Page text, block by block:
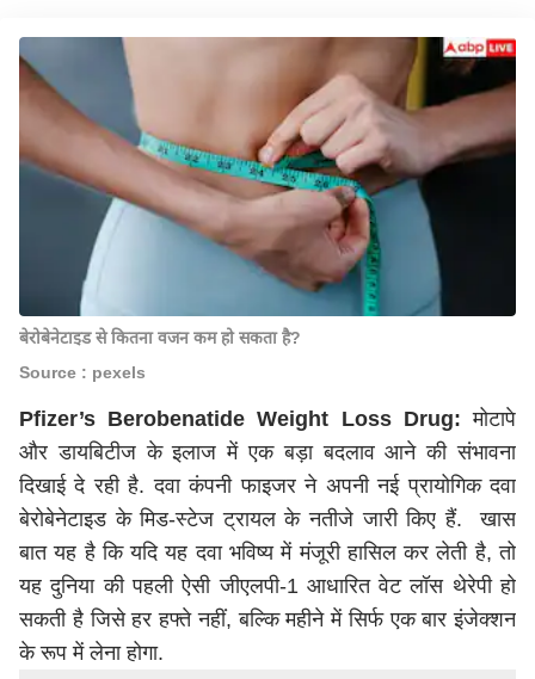
बेरोबेनेटाइड से कितना वजन कम हो सकता है?
Source : pexels
Pfizer’s Berobenatide Weight Loss Drug: मोटापे
और डायबिटीज के इलाज में एक बड़ा बदलाव आने की संभावना
दिखाई दे रही है. दवा कंपनी फाइजर ने अपनी नई प्रायोगिक दवा
बेरोबेनेटाइड के मिड-स्टेज ट्रायल के नतीजे जारी किए हैं. खास
बात यह है कि यदि यह दवा भविष्य में मंजूरी हासिल कर लेती है, तो
यह दुनिया की पहली ऐसी जीएलपी-1 आधारित वेट लॉस थेरेपी हो
सकती है जिसे हर हफ्ते नहीं, बल्कि महीने में सिर्फ एक बार इंजेक्शन
के रूप में लेना होगा.